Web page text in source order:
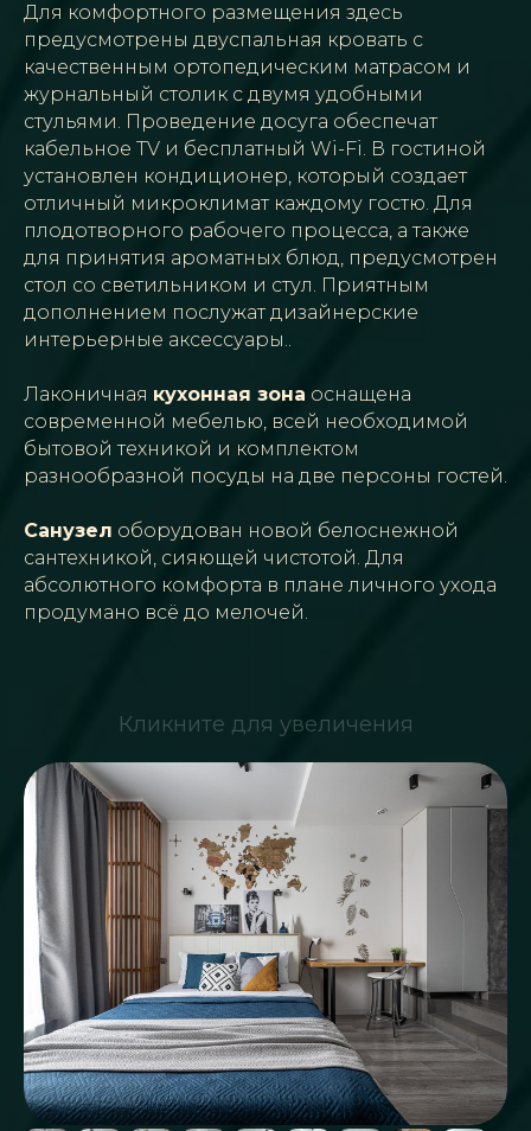
Для комфортного размещения здесь
предусмотрены двуспальная кровать с
качественным ортопедическим матрасом и
журнальный столик с двумя удобными
стульями. Проведение досуга обеспечат
кабельное TV и бесплатный Wi-Fi. В гостиной
установлен кондиционер, который создает
отличный микроклимат каждому гостю. Для
плодотворного рабочего процесса, а также
для принятия ароматных блюд, предусмотрен
стол со светильником и стул. Приятным
дополнением послужат дизайнерские
интерьерные аксессуары..
Лаконичная кухонная зона оснащена
современной мебелью, всей необходимой
бытовой техникой и комплектом
разнообразной посуды на две персоны гостей.
Санузел оборудован новой белоснежной
сантехникой, сияющей чистотой. Для
абсолютного комфорта в плане личного ухода
продумано всё до мелочей.
Кликните для увеличения